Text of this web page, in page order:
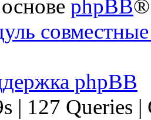
phpBB®
phpBB
| 127 Queries